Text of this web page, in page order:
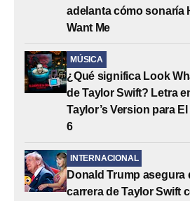
adelanta cómo sonaría
Want Me
MÚSICA
¿Qué significa Look
de Taylor Swift? Letra
Taylor’s Version para
6
INTERNACIONAL
Donald Trump asegura
carrera de Taylor Swift